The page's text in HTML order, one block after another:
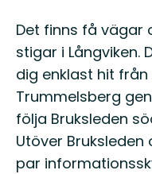
Beskrivning
Det finns få vägar
stigar i Långviken.
dig enklast hit från
Trummelsberg
följa Bruksleden
Utöver Bruksleden
par